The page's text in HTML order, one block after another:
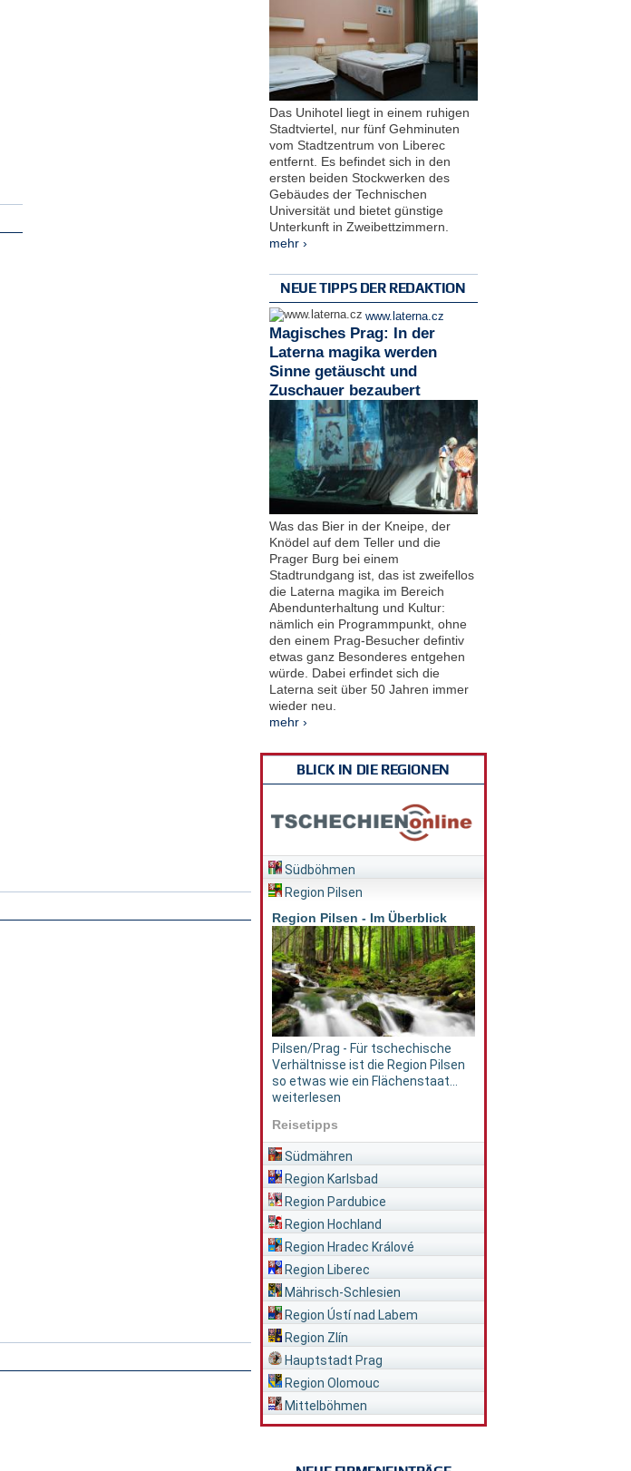
Das Unihotel liegt in einem ruhigen
Stadtviertel, nur fünf Gehminuten
vom Stadtzentrum von Liberec
entfernt. Es befindet sich in den
ersten beiden Stockwerken des
Gebäudes der Technischen
Universität und bietet günstige
Unterkunft in Zweibettzimmern.
mehr ›
NEUE TIPPS DER REDAKTION
www.laterna.cz
Magisches Prag: In der
Laterna magika werden
Sinne getäuscht und
Zuschauer bezaubert
Was das Bier in der Kneipe, der
Knödel auf dem Teller und die
Prager Burg bei einem
Stadtrundgang ist, das ist zweifellos
die Laterna magika im Bereich
Abendunterhaltung und Kultur:
nämlich ein Programmpunkt, ohne
den einem Prag-Besucher defintiv
etwas ganz Besonderes entgehen
würde. Dabei erfindet sich die
Laterna seit über 50 Jahren immer
wieder neu.
mehr ›
BLICK IN DIE REGIONEN
Südböhmen
Region Pilsen
Region Pilsen - Im Überblick
Pilsen/Prag - Für tschechische
Verhältnisse ist die Region Pilsen
so etwas wie ein Flächenstaat...
weiterlesen
Reisetipps
Südmähren
Region Karlsbad
Region Pardubice
Region Hochland
Region Hradec Králové
Region Liberec
Mährisch-Schlesien
Region Ústí nad Labem
Region Zlín
Hauptstadt Prag
Region Olomouc
Mittelböhmen